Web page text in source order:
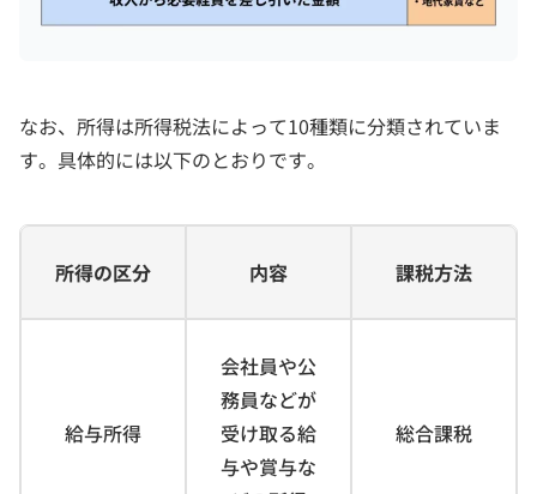
なお、所得は所得税法によって10種類に分類されていま
す。具体的には以下のとおりです。
所得の区分 内容 課税方法
給与所得
会社員や公
務員などが
受け取る給
与や賞与な
総合課税